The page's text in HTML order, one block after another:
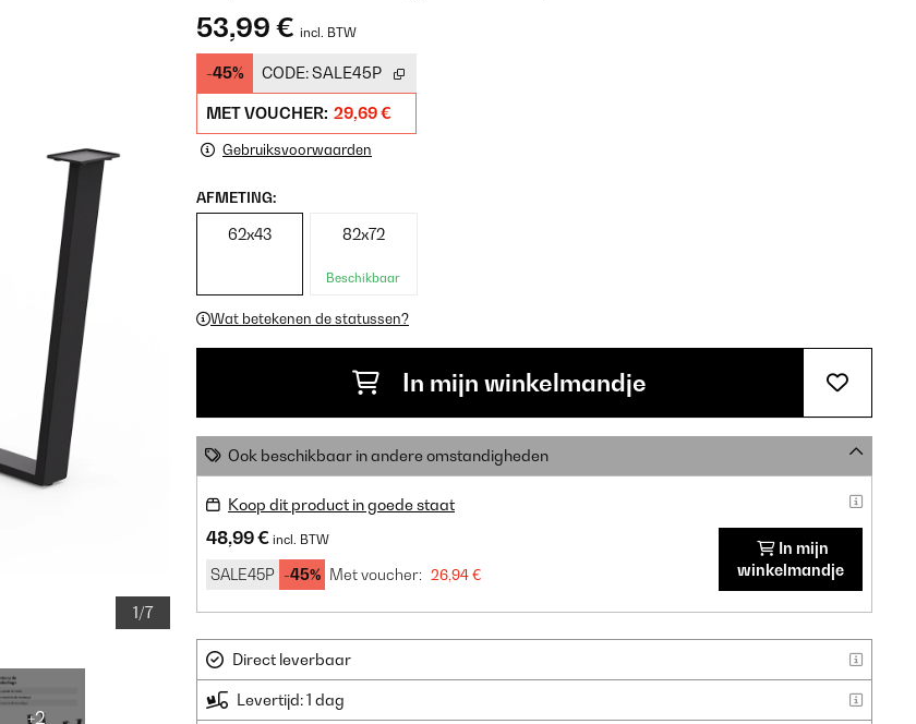
1/7
+2
53,99 € incl. BTW
-45% CODE:SALE45P
MET VOUCHER: 29,69 €
Gebruiksvoorwaarden
AFMETING:
62x43 82x72
Beschikbaar
Wat betekenen de statussen?
In mijn winkelmandje
Ook beschikbaar in andere omstandigheden
Koop dit product in goede staat
48,99 € incl. BTW
SALE45P -45% Met voucher: 26,94 €
In mijn
winkelmandje
Direct leverbaar
Levertijd: 1 dag